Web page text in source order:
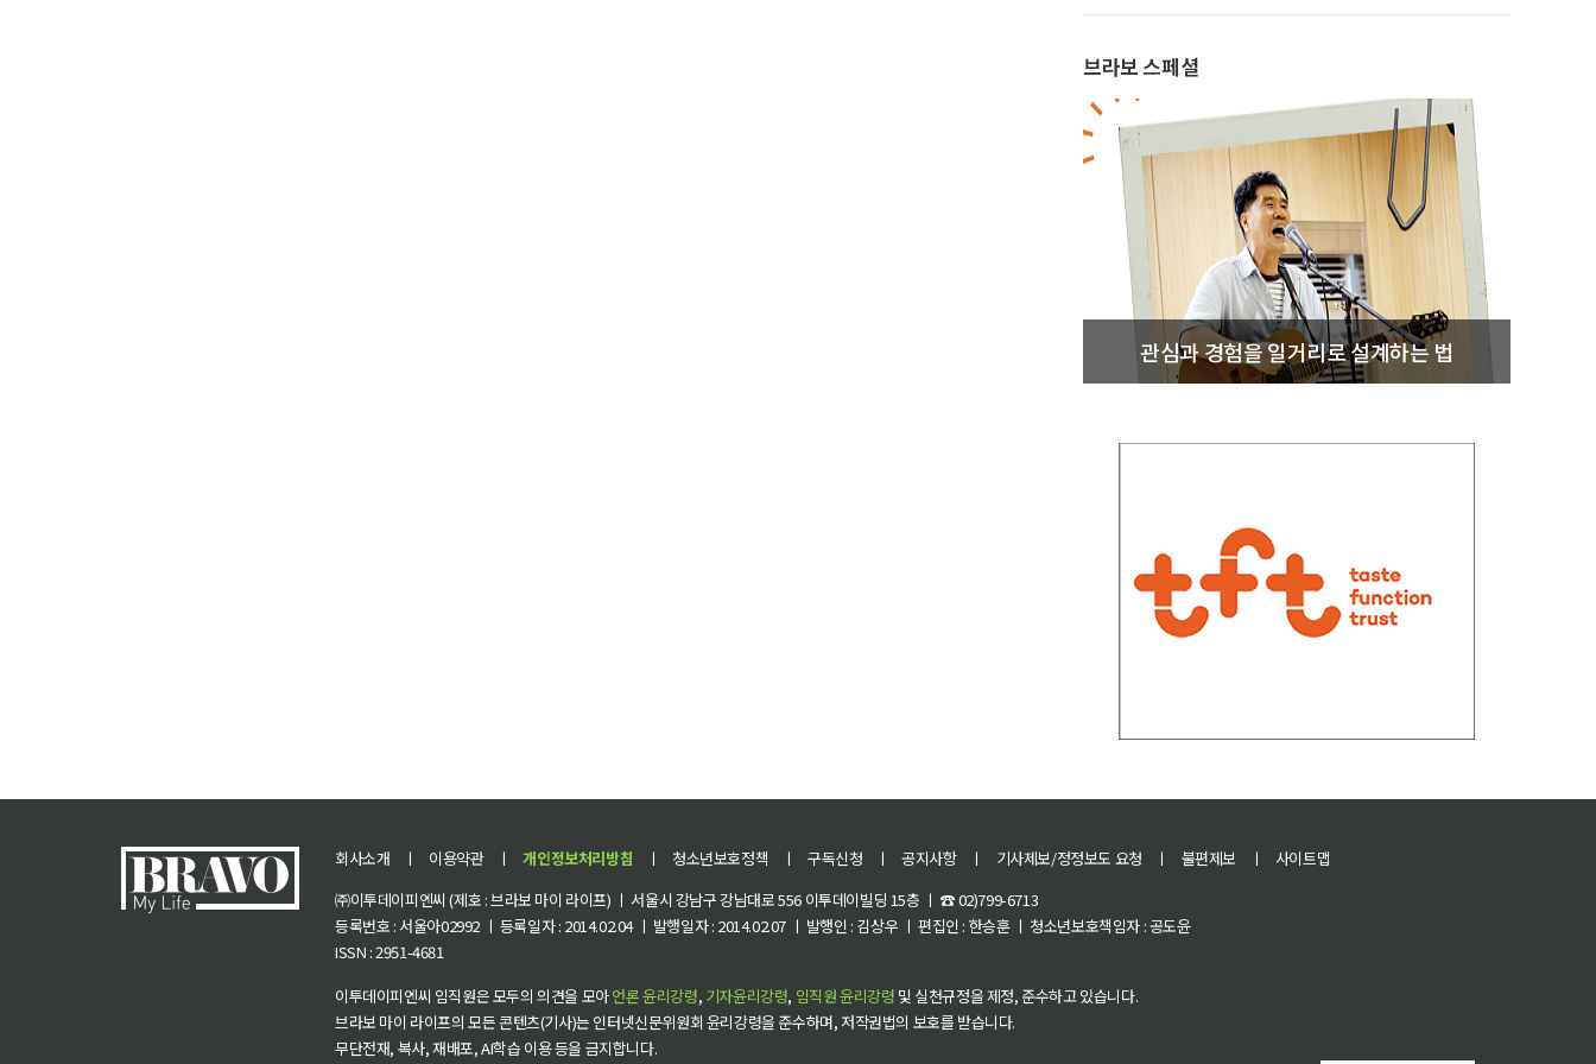
브라보 스페셜
관심과 경험을 일거리로 설계하는 법
회사소개 ㅣ 이용약관 ㅣ 개인정보처리방침 ㅣ 청소년보호정책 ㅣ 구독신청 ㅣ 공지사항 ㅣ 기사제보/정정보도 요청 ㅣ 불편제보 ㅣ
사이트맵
㈜이투데이피엔씨 (제호 : 브라보 마이 라이프) ㅣ 서울시 강남구 강남대로 556 이투데이빌딩 15층 ㅣ ☎ 02)799-6713
등록번호 : 서울아02992 ㅣ 등록일자 : 2014.02.04 ㅣ 발행일자 : 2014.02.07 ㅣ 발행인 : 김상우 ㅣ 편집인 : 한승훈 ㅣ 청소년보호책임자 : 공도윤
ISSN : 2951-4681
이투데이피엔씨 임직원은 모두의 의견을 모아언론 윤리강령, 기자윤리강령, 임직원 윤리강령 및 실천규정을 제정, 준수하고 있습니다.
브라보 마이 라이프의 모든 콘텐츠(기사)는 인터넷신문위원회 윤리강령을 준수하며, 저작권법의 보호를 받습니다.
무단전재, 복사, 재배포, AI학습 이용 등을 금지합니다.